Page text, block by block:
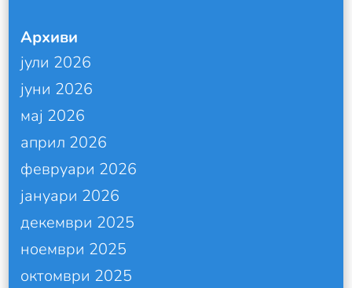
Архиви
јули 2026
јуни 2026
мај 2026
април 2026
февруари 2026
јануари 2026
декември 2025
ноември 2025
октомври 2025